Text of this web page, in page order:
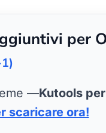
per
—Kutools per
scaricare ora!